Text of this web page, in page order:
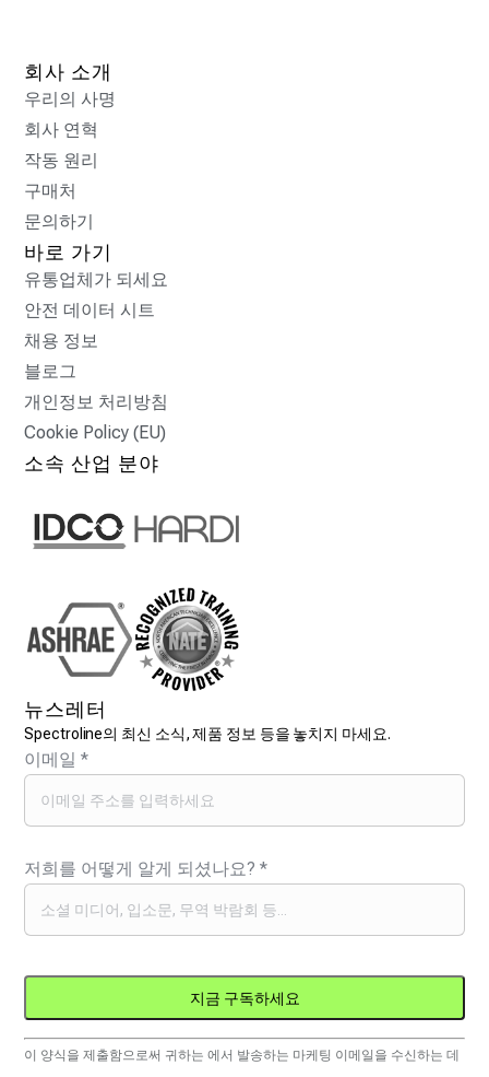
회사 소개
우리의 사명
회사 연혁
작동 원리
구매처
문의하기
바로 가기
유통업체가 되세요
안전 데이터 시트
채용 정보
블로그
개인정보 처리방침
Cookie Policy (EU)
소속 산업 분야
뉴스레터
Spectroline의 최신 소식, 제품 정보 등을 놓치지 마세요.
이메일*
저희를 어떻게 알게 되셨나요?*
Constant
이 양식을 제출함으로써 귀하는 에서 발송하는 마케팅 이메일을 수신하는 데